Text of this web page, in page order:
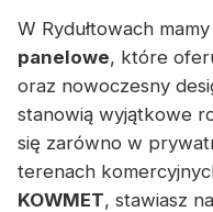
W Rydułtowach
panelowe, które
oraz nowoczesny
stanowią wyjątkowe
się zarówno w
terenach
KOWMET, stawiasz